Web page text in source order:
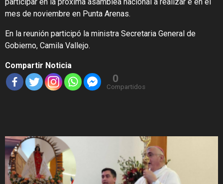
mes de noviembre en Punta Arenas.
En la reunión participó la ministra Secretaria General de
Gobierno, Camila Vallejo.
Compartir Noticia
0
Compartidos